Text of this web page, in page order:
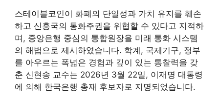
스테이블코인이 화폐의 단일성과 가치 유지를 훼손
하고 신흥국의 통화주권을 위협할 수 있다고 지적하
며, 중앙은행 중심의 통합원장을 미래 통화 시스템
의 해법으로 제시하였습니다. 학계, 국제기구, 정부
를 아우르는 폭넓은 경험과 깊이 있는 통찰력을 갖
춘 신현송 교수는 2026년 3월 22일, 이재명 대통령
에 의해 한국은행 총재 후보자로 지명되었습니다.